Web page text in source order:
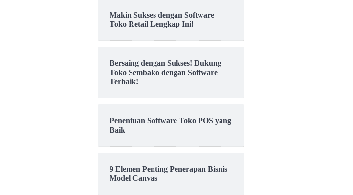
Makin Sukses dengan Software
Toko Retail Lengkap Ini!
Bersaing dengan Sukses! Dukung
Toko Sembako dengan Software
Terbaik!
Penentuan Software Toko POS yang
Baik
9 Elemen Penting Penerapan Bisnis
Model Canvas